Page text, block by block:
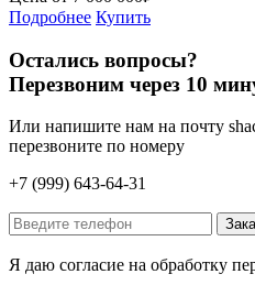
Подробнее Купить
Остались вопросы?
Перезвоним через 10
Или напишите нам на почту
перезвоните по номеру
+7 (999) 643-64-31
Я даю согласие на обработку